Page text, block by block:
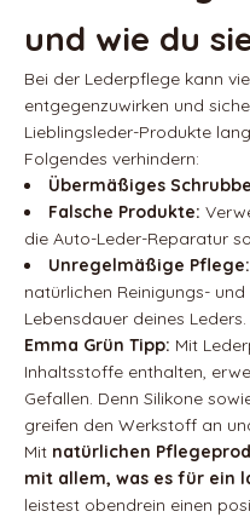
und wie du
Bei der Lederpflege kann
entgegenzuwirken und
Lieblingsleder-Produkte
Folgendes verhindern:
Übermäßiges
Falsche Produkte:
die Auto-Leder-Reparatur
Unregelmäßige Pflege:
natürlichen Reinigungs-
Lebensdauer deines Leders.
Emma Grün Tipp: Mit
Inhaltsstoffe enthalten,
Gefallen. Denn Silikone
greifen den Werkstoff an
Mit natürlichen
mit allem, was es für ein
leistest obendrein einen